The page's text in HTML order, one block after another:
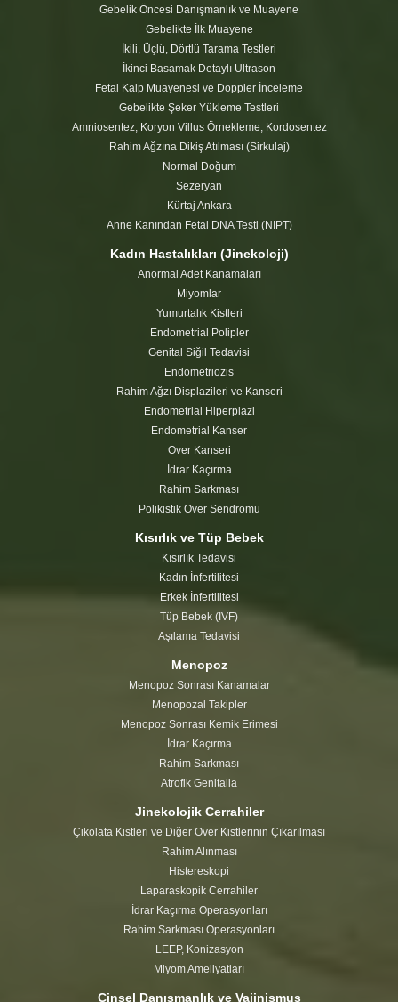
Gebelik Öncesi Danışmanlık ve Muayene
Gebelikte İlk Muayene
İkili, Üçlü, Dörtlü Tarama Testleri
İkinci Basamak Detaylı Ultrason
Fetal Kalp Muayenesi ve Doppler İnceleme
Gebelikte Şeker Yükleme Testleri
Amniosentez, Koryon Villus Örnekleme, Kordosentez
Rahim Ağzına Dikiş Atılması (Sirkulaj)
Normal Doğum
Sezeryan
Kürtaj Ankara
Anne Kanından Fetal DNA Testi (NIPT)
Kadın Hastalıkları (Jinekoloji)
Anormal Adet Kanamaları
Miyomlar
Yumurtalık Kistleri
Endometrial Polipler
Genital Siğil Tedavisi
Endometriozis
Rahim Ağzı Displazileri ve Kanseri
Endometrial Hiperplazi
Endometrial Kanser
Over Kanseri
İdrar Kaçırma
Rahim Sarkması
Polikistik Over Sendromu
Kısırlık ve Tüp Bebek
Kısırlık Tedavisi
Kadın İnfertilitesi
Erkek İnfertilitesi
Tüp Bebek (IVF)
Aşılama Tedavisi
Menopoz
Menopoz Sonrası Kanamalar
Menopozal Takipler
Menopoz Sonrası Kemik Erimesi
İdrar Kaçırma
Rahim Sarkması
Atrofik Genitalia
Jinekolojik Cerrahiler
Çikolata Kistleri ve Diğer Over Kistlerinin Çıkarılması
Rahim Alınması
Histereskopi
Laparaskopik Cerrahiler
İdrar Kaçırma Operasyonları
Rahim Sarkması Operasyonları
LEEP, Konizasyon
Miyom Ameliyatları
Cinsel Danışmanlık ve Vajinismus